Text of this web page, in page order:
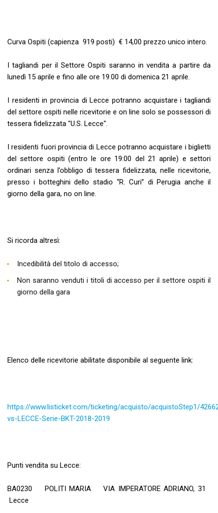
Curva Ospiti (capienza 919 posti) € 14,00 prezzo unico intero.
I tagliandi per il Settore Ospiti saranno in vendita a partire da
lunedì 15 aprile e fino alle ore 19.00 di domenica 21 aprile.
I residenti in provincia di Lecce potranno acquistare i tagliandi
del settore ospiti nelle ricevitorie e on line solo se possessori di
tessera fidelizzata "U.S. Lecce".
I residenti fuori provincia di Lecce potranno acquistare i biglietti
del settore ospiti (entro le ore 19:00 del 21 aprile) e settori
ordinari senza l’obbligo di tessera fidelizzata, nelle ricevitorie,
presso i botteghini dello stadio “R. Curi” di Perugia anche il
giorno della gara, no on line.
Si ricorda altresì:
Incedibilità del titolo di accesso;
Non saranno venduti i titoli di accesso per il settore ospiti il
giorno della gara
Elenco delle ricevitorie abilitate disponibile al seguente link:
https://www.listicket.com/ticketing/acquisto/acquistoStep1/
vs-LECCE-Serie-BKT-2018-2019
Punti vendita su Lecce:
BA0230 POLITI MARIA VIA IMPERATORE ADRIANO, 31
Lecce